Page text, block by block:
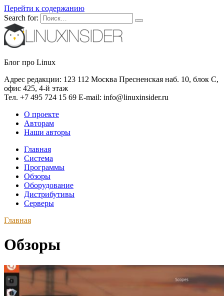
Перейти к содержанию
Search for:
Блог про Linux
Адрес редакции: 123 112 Москва Пресненская наб. 10, блок С,
офис 425, 4-й этаж
Тел. +7 495 724 15 69 E-mail: info@linuxinsider.ru
О проекте
Авторам
Наши авторы
Главная
Система
Программы
Обзоры
Оборудование
Дистрибутивы
Серверы
Главная
Обзоры